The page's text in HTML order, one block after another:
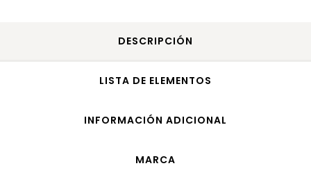
DESCRIPCIÓN
LISTA DE ELEMENTOS
INFORMACIÓN ADICIONAL
MARCA